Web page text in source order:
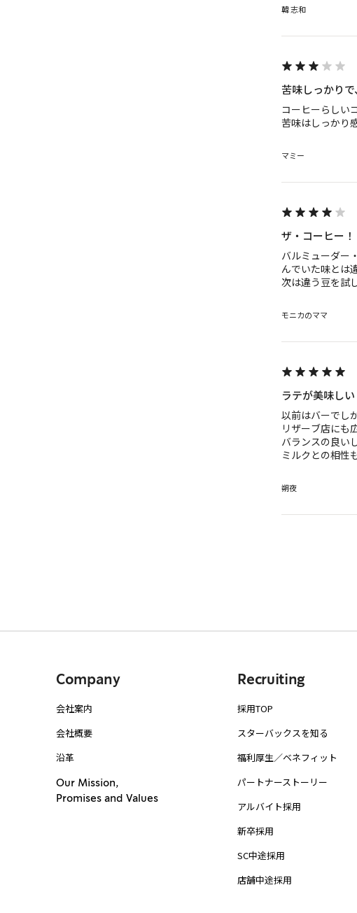
韓 志和
苦味しっかり
コーヒーらしい
苦味はしっかり
マミー
ザ・コーヒー！
バルミューダー
んでいた味とは
次は違う豆を試
モニカのママ
ラテが美味しい
以前はバーでし
リザーブ店にも
バランスの良い
ミルクとの相性
朔夜
Company
会社案内
会社概要
沿革
Our Mission,
Promises and Values
Recruiting
採用TOP
スターバックスを知る
福利厚生／ベネフィット
パートナーストーリー
アルバイト採用
新卒採用
SC中途採用
店舗中途採用